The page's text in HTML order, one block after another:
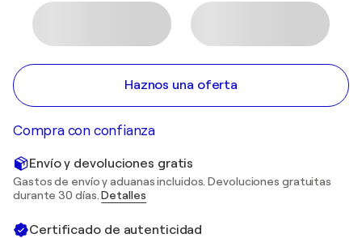
Haznos una oferta
Compra con confianza
Envío y devoluciones gratis
Gastos de envío y aduanas incluidos. Devoluciones gratuitas
durante 30 días.Detalles
Certificado de autenticidad